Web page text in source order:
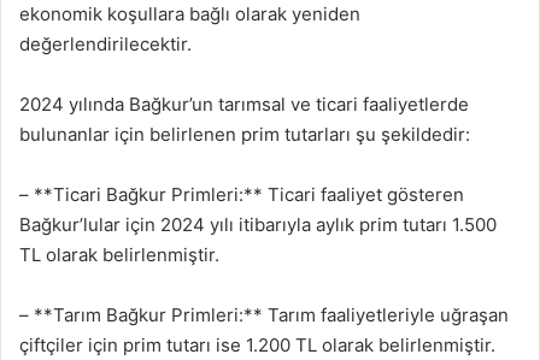
ekonomik koşullara bağlı olarak yeniden
değerlendirilecektir.
2024 yılında Bağkur’un tarımsal ve ticari faaliyetlerde
bulunanlar için belirlenen prim tutarları şu şekildedir:
– **Ticari Bağkur Primleri:** Ticari faaliyet gösteren
Bağkur’lular için 2024 yılı itibarıyla aylık prim tutarı 1.500
TL olarak belirlenmiştir.
– **Tarım Bağkur Primleri:** Tarım faaliyetleriyle uğraşan
çiftçiler için prim tutarı ise 1.200 TL olarak belirlenmiştir.